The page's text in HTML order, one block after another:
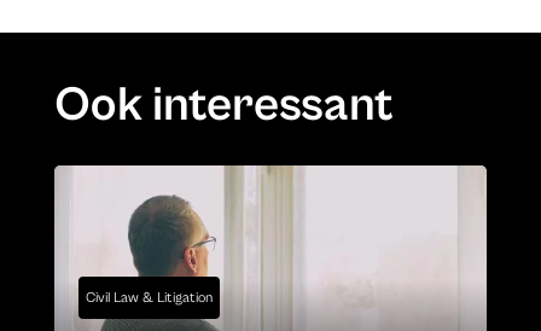
Ook interessant
Civil Law & Litigation